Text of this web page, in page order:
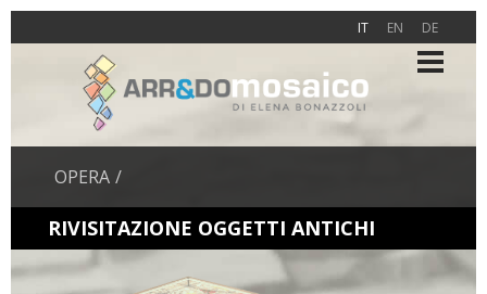
IT EN DE
OPERA
RIVISITAZIONE OGGETTI ANTICHI